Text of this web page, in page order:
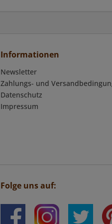
Informationen
Newsletter
Zahlungs- und
Datenschutz
Impressum
Folge uns auf: